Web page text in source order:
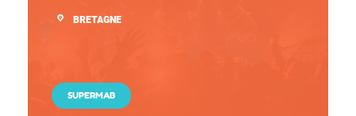
BRETAGNE
SUPERMAB